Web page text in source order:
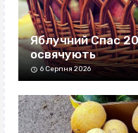
Яблучний Спас
освячують
6 Серпня 2026